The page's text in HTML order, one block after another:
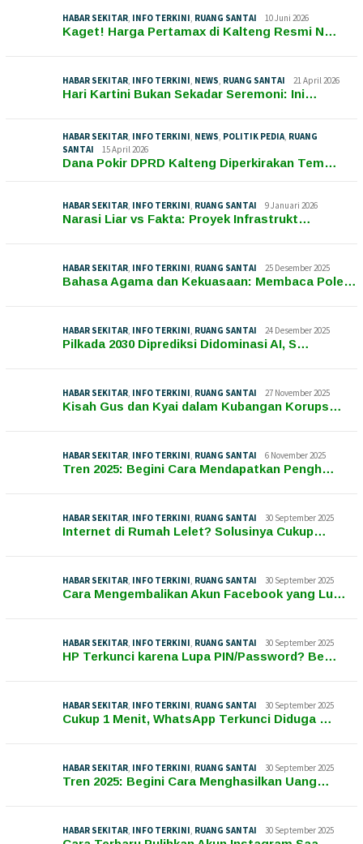
HABAR SEKITAR INFO TERKINI RUANG SANTAI 10 Juni 2026
Kaget! Harga Pertamax di Kalteng Resmi N…
HABAR SEKITAR INFO TERKINI NEWS RUANG SANTAI 21 April 2026
Hari Kartini Bukan Sekadar Seremoni: Ini…
HABAR SEKITAR INFO TERKINI NEWS POLITIK PEDIA RUANG
SANTAI
15 April 2026
Dana Pokir DPRD Kalteng Diperkirakan Tem…
HABAR SEKITAR INFO TERKINI RUANG SANTAI 9 Januari 2026
Narasi Liar vs Fakta: Proyek Infrastrukt…
HABAR SEKITAR INFO TERKINI RUANG SANTAI 25 Desember 2025
Bahasa Agama dan Kekuasaan: Membaca Pole…
HABAR SEKITAR INFO TERKINI RUANG SANTAI 24 Desember 2025
Pilkada 2030 Diprediksi Didominasi AI, S…
HABAR SEKITAR INFO TERKINI RUANG SANTAI 27 November 2025
Kisah Gus dan Kyai dalam Kubangan Korups…
HABAR SEKITAR INFO TERKINI RUANG SANTAI 6 November 2025
Tren 2025: Begini Cara Mendapatkan Pengh…
HABAR SEKITAR INFO TERKINI RUANG SANTAI 30 September 2025
Internet di Rumah Lelet? Solusinya Cukup…
HABAR SEKITAR INFO TERKINI RUANG SANTAI 30 September 2025
Cara Mengembalikan Akun Facebook yang Lu…
HABAR SEKITAR INFO TERKINI RUANG SANTAI 30 September 2025
HP Terkunci karena Lupa PIN/Password? Be…
HABAR SEKITAR INFO TERKINI RUANG SANTAI 30 September 2025
Cukup 1 Menit, WhatsApp Terkunci Diduga …
HABAR SEKITAR INFO TERKINI RUANG SANTAI 30 September 2025
Tren 2025: Begini Cara Menghasilkan Uang…
HABAR SEKITAR INFO TERKINI RUANG SANTAI 30 September 2025